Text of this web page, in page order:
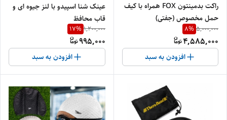
راکت بدمینتون FOX همراه با کیف
حمل مخصوص (جفتی)
5,000,000
8%
4,585,000
افزودن به سبد
عینک شنا اسپیدو با لنز جیوه ای و
قاب محافظ
1,200,000
17%
995,000
افزودن به سبد